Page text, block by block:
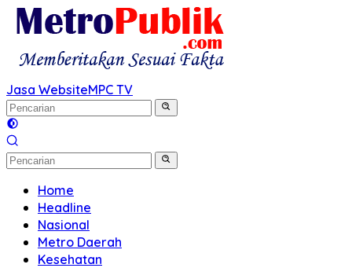
Jasa WebsiteMPC TV
Home
Headline
Nasional
Metro Daerah
Kesehatan